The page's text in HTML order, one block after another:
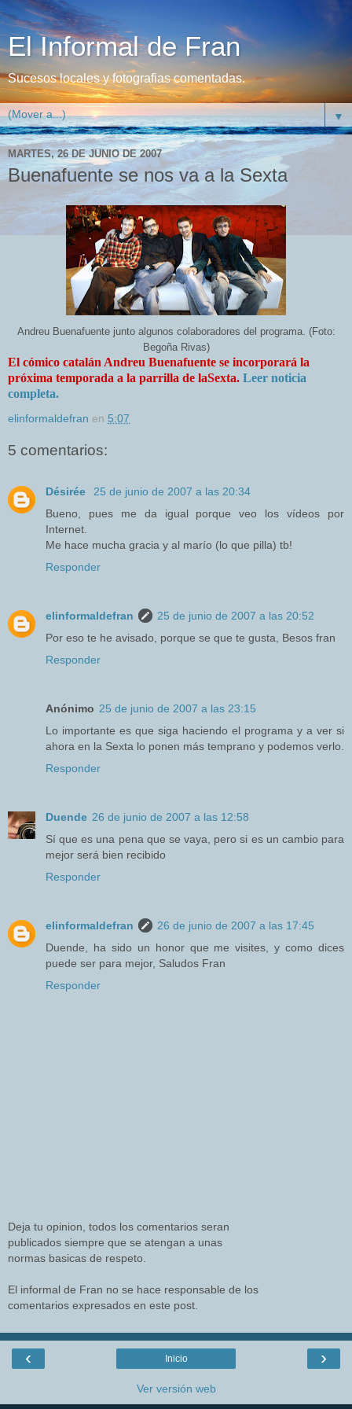
El Informal de Fran
Sucesos locales y fotografias comentadas.
▼
MARTES, 26 DE JUNIO DE 2007
Buenafuente se nos va a la Sexta
Andreu Buenafuente junto algunos colaboradores del programa. (Foto:
Begoña Rivas)
El cómico catalán Andreu Buenafuente se incorporará la
próxima temporada a la parrilla de laSexta. Leer noticia
completa.
elinformaldefran en 5:07
5 comentarios:
Désirée
25 de junio de 2007 a las 20:34
Bueno, pues me da igual porque veo los vídeos por
Internet.
Me hace mucha gracia y al marío (lo que pilla) tb!
Responder
elinformaldefran
25 de junio de 2007 a las 20:52
Por eso te he avisado, porque se que te gusta, Besos fran
Responder
Anónimo 25 de junio de 2007 a las 23:15
Lo importante es que siga haciendo el programa y a ver si
ahora en la Sexta lo ponen más temprano y podemos verlo.
Responder
Duende 26 de junio de 2007 a las 12:58
Sí que es una pena que se vaya, pero si es un cambio para
mejor será bien recibido
Responder
elinformaldefran
26 de junio de 2007 a las 17:45
Duende, ha sido un honor que me visites, y como dices
puede ser para mejor, Saludos Fran
Responder
Deja tu opinion, todos los comentarios seran
publicados siempre que se atengan a unas
normas basicas de respeto.
El informal de Fran no se hace responsable de los
comentarios expresados en este post.
‹ ›
Inicio
Ver versión web